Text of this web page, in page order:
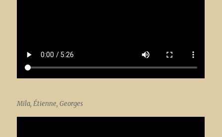
Mila, Étienne, Georges